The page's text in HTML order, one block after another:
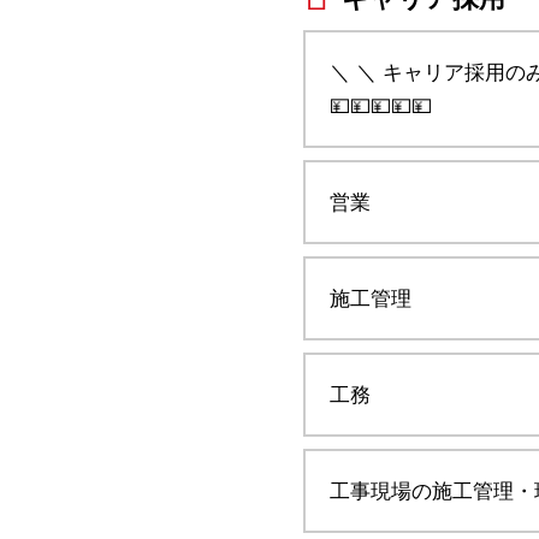
＼ ＼ キャリア採用の
💴💴💴💴💴
営業
施工管理
工務
工事現場の施工管理